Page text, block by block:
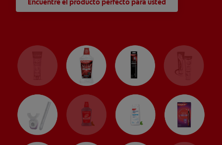
Encuentre el producto perfecto para usted